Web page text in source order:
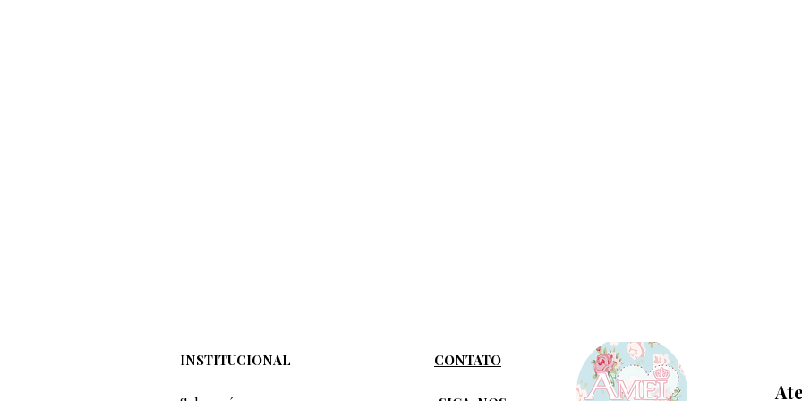
INSTITUCIONAL CONTATO